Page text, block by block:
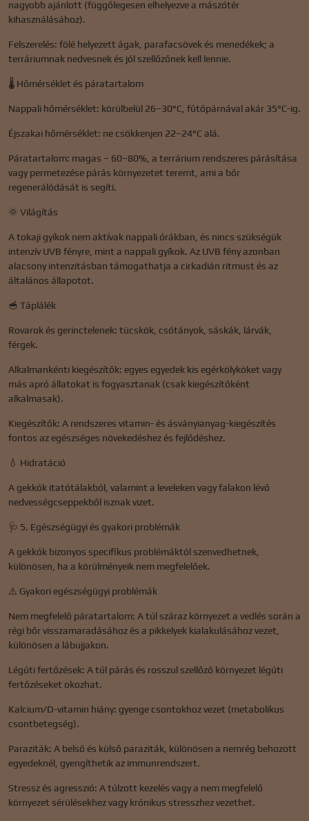
nagyobb ajánlott (függőlegesen elhelyezve a mászótér
kihasználásához).
Felszerelés: fölé helyezett ágak, parafacsövek és menedékek; a
terráriumnak nedvesnek és jól szellőzőnek kell lennie.
🌡️ Hőmérséklet és páratartalom
Nappali hőmérséklet: körülbelül 26–30°C, fűtőpárnával akár 35°C-ig.
Éjszakai hőmérséklet: ne csökkenjen 22–24°C alá.
Páratartalom: magas – 60–80%, a terrárium rendszeres párásítása
vagy permetezése párás környezetet teremt, ami a bőr
regenerálódását is segíti.
🌞 Világítás
A tokaji gyíkok nem aktívak nappali órákban, és nincs szükségük
intenzív UVB fényre, mint a nappali gyíkok. Az UVB fény azonban
alacsony intenzitásban támogathatja a cirkadián ritmust és az
általános állapotot.
🥣 Táplálék
Rovarok és gerinctelenek: tücskök, csótányok, sáskák, lárvák,
férgek.
Alkalmankénti kiegészítők: egyes egyedek kis egérkölyköket vagy
más apró állatokat is fogyasztanak (csak kiegészítőként
alkalmasak).
Kiegészítők: A rendszeres vitamin- és ásványianyag-kiegészítés
fontos az egészséges növekedéshez és fejlődéshez.
💧 Hidratáció
A gekkók itatótálakból, valamint a leveleken vagy falakon lévő
nedvességcseppekből isznak vizet.
🩺 5. Egészségügyi és gyakori problémák
A gekkók bizonyos specifikus problémáktól szenvedhetnek,
különösen, ha a körülményeik nem megfelelőek.
⚠️ Gyakori egészségügyi problémák
Nem megfelelő páratartalom: A túl száraz környezet a vedlés során a
régi bőr visszamaradásához és a pikkelyek kialakulásához vezet,
különösen a lábujjakon.
Légúti fertőzések: A túl párás és rosszul szellőző környezet légúti
fertőzéseket okozhat.
Kalcium/D-vitamin hiány: gyenge csontokhoz vezet (metabolikus
csontbetegség).
Paraziták: A belső és külső paraziták, különösen a nemrég behozott
egyedeknél, gyengíthetik az immunrendszert.
Stressz és agresszió: A túlzott kezelés vagy a nem megfelelő
környezet sérülésekhez vagy krónikus stresszhez vezethet.